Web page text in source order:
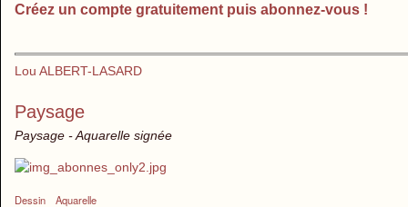
Créez un compte gratuitement puis abonnez-vous !
Lou ALBERT-LASARD
Paysage
Paysage - Aquarelle signée
Dessin Aquarelle